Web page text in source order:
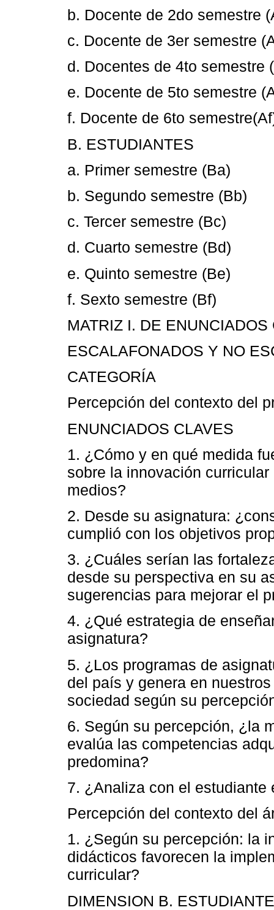
b. Docente de 2do semestre
c. Docente de 3er semestre
d. Docentes de 4to semestre
e. Docente de 5to semestre
f. Docente de 6to
B. ESTUDIANTES
a. Primer semestre (Ba)
b. Segundo semestre (Bb)
c. Tercer semestre (Bc)
d. Cuarto semestre (Bd)
e. Quinto semestre (Be)
f. Sexto semestre (Bf)
MATRIZ I. DE
ESCALAFONADOS Y NO
CATEGORÍA
Percepción del contexto del
ENUNCIADOS CLAVES
1. ¿Cómo y en qué medida
sobre la innovación
medios?
2. Desde su asignatura:
cumplió con los objetivos
3. ¿Cuáles serían las
desde su perspectiva en su
sugerencias para mejorar el
4. ¿Qué estrategia de
asignatura?
5. ¿Los programas de
del país y genera en
sociedad según su
6. Según su percepción, ¿la
evalúa las competencias
predomina?
7. ¿Analiza con el
Percepción del contexto del
1. ¿Según su percepción: la
didácticos favorecen la
curricular?
DIMENSION B.